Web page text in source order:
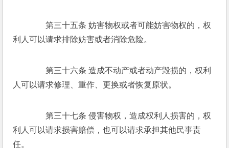
第三十五条 妨害物权或者可能妨害物权的，权
利人可以请求排除妨害或者消除危险。
第三十六条 造成不动产或者动产毁损的，权利
人可以请求修理、重作、更换或者恢复原状。
第三十七条 侵害物权，造成权利人损害的，权
利人可以请求损害赔偿，也可以请求承担其他民事责
任。